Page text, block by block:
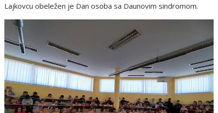
Lajkovcu obeležen je Dan osoba sa Daunovim sindromom.